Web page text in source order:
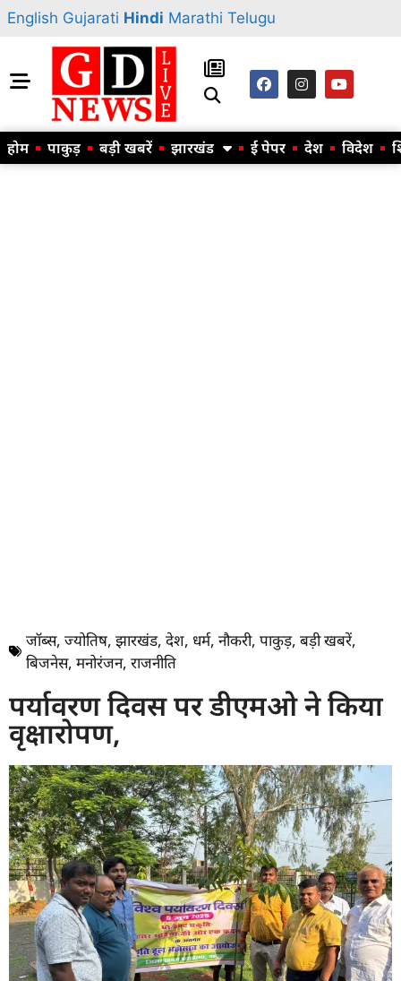
English Gujarati Hindi Marathi Telugu
होम पाकुड़ बड़ी खबरें झारखंड ई पेपर देश विदेश
जॉब्स, ज्योतिष, झारखंड, देश, धर्म, नौकरी, पाकुड़, बड़ी खबरें,
बिजनेस, मनोरंजन, राजनीति
पर्यावरण दिवस पर डीएमओ ने किया
वृक्षारोपण,